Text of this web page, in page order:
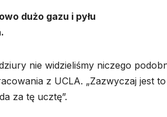
dużo gazu i pyłu
nie widzieliśmy niczego
z UCLA. „Zazwyczaj jest to
za tę ucztę”.